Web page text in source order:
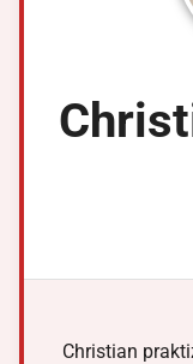
Christian